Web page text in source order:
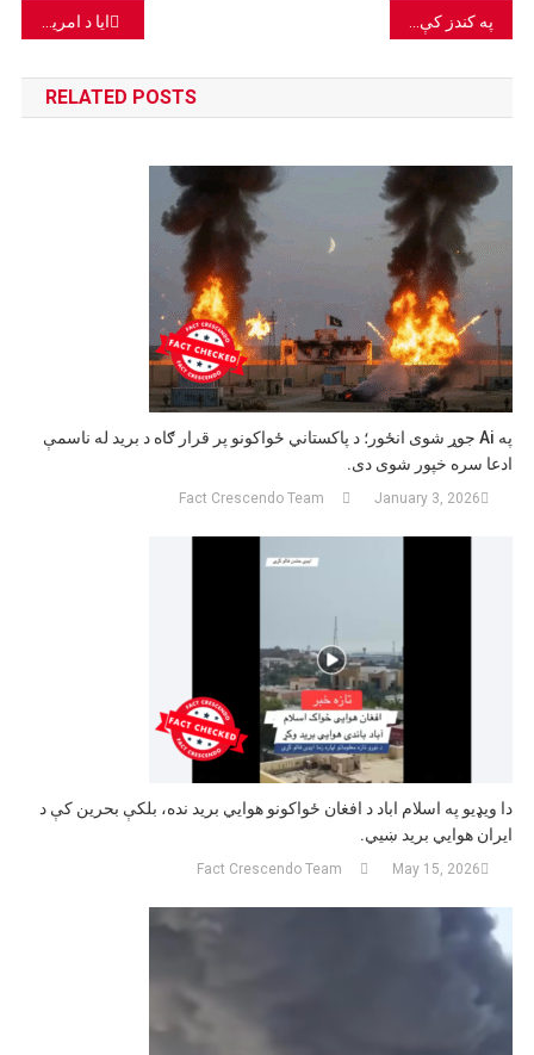
Post
navigation
ایا د امریکا هغه الوتکه بیرته موندل شوې، چې ۸۷ کاله پخوا په ارام سمندرګي کې ورکه وه؟
RELATED POSTS
په Ai جوړ شوی انځور؛ د پاکستاني ځواکونو پر قرار ګاه د برید له ناسمې
ادعا سره خپور شوی دی.
January 3, 2026
Fact Crescendo Team
دا ویډیو په اسلام اباد د افغان ځواکونو هوایي برید نده، بلکې بحرین کې د
ایران هوایي برید ښیي.
May 15, 2026
Fact Crescendo Team